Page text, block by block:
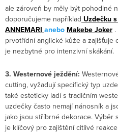
ale zároveň by měly být pohodlné
doporučujeme například Uzdečku
ANNEMARI anebo Makebe Joker
prvotřídní anglické kůže a
je nezbytné pro intenzivní skákání.
3. Westernové ježdění:
cutting, vyžadují specifický typ
také esteticky ladí s tradičním
uzdečky často nemají nánosník a
jako jsou stříbrné dekorace.
je klíčový pro zajištění citlivé